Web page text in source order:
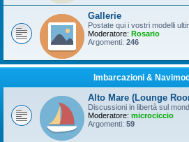
Gallerie
Postate qui i vostri modelli
Moderatore: Rosario
Argomenti: 246
Imbarcazioni &
Alto Mare (Lounge
Discussioni in libertà sul
Moderatore: microciccio
Argomenti: 59